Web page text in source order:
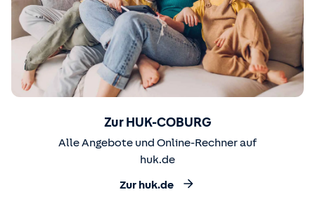
Zur HUK-COBURG
Alle Angebote und Online-Rechner auf
huk.de
Zur huk.de